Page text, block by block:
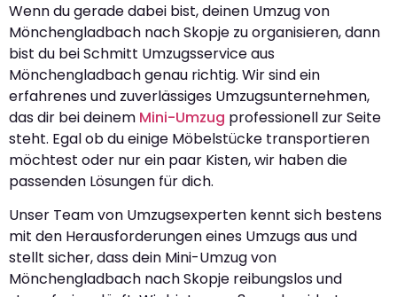
Wenn du gerade dabei bist, deinen Umzug von
Mönchengladbach nach Skopje zu organisieren, dann
bist du bei Schmitt Umzugsservice aus
Mönchengladbach genau richtig. Wir sind ein
erfahrenes und zuverlässiges Umzugsunternehmen,
das dir bei deinem Mini-Umzug professionell zur Seite
steht. Egal ob du einige Möbelstücke transportieren
möchtest oder nur ein paar Kisten, wir haben die
passenden Lösungen für dich.
Unser Team von Umzugsexperten kennt sich bestens
mit den Herausforderungen eines Umzugs aus und
stellt sicher, dass dein Mini-Umzug von
Mönchengladbach nach Skopje reibungslos und